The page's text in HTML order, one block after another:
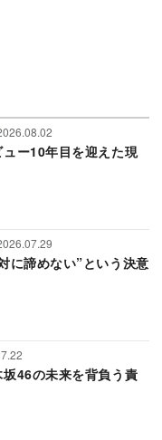
ュー10年目を迎えた現
に諦めない”という決意
46の未来を背負う責